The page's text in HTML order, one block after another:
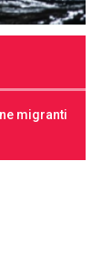
migranti